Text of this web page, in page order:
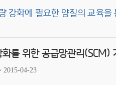
강화에 필요한 양질의 교육
를 위한 공급망관리(SCM)
2015-04-23